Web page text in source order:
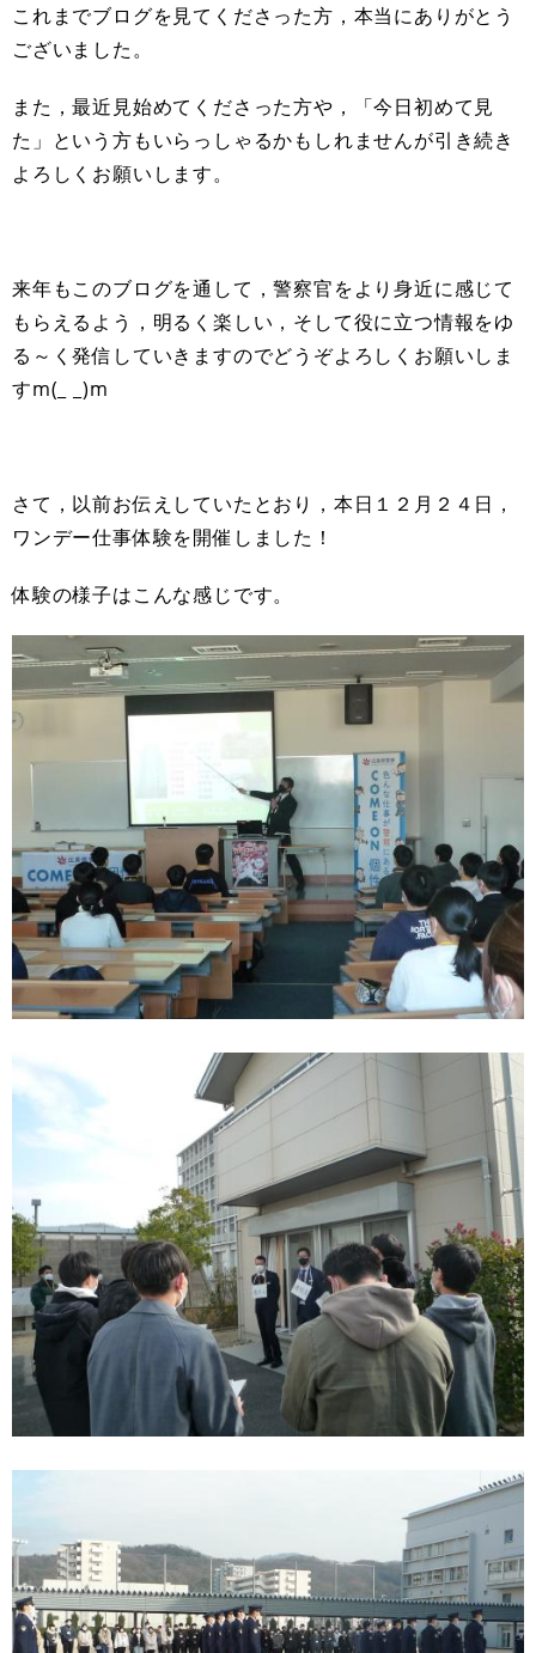
これまでブログを見てくださった方，本当にありがとう
ございました。
また，最近見始めてくださった方や，「今日初めて見
た」という方もいらっしゃるかもしれませんが引き続き
よろしくお願いします。
来年もこのブログを通して，警察官をより身近に感じて
もらえるよう，明るく楽しい，そして役に立つ情報をゆ
る～く発信していきますのでどうぞよろしくお願いしま
すm(_ _)m
さて，以前お伝えしていたとおり，本日１２月２４日，
ワンデー仕事体験を開催しました！
体験の様子はこんな感じです。